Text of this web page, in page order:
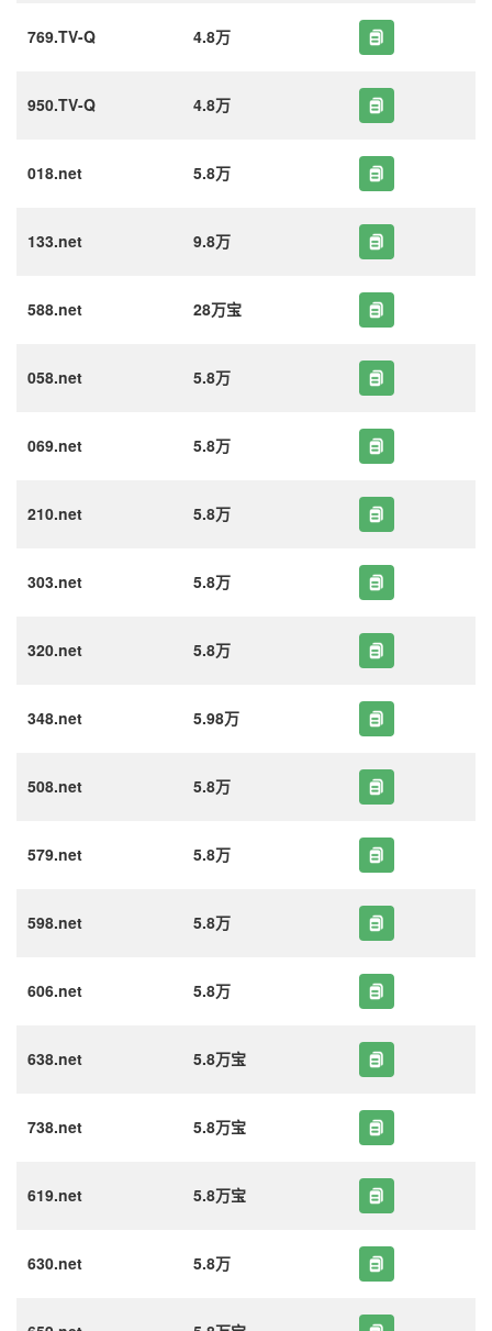
769.TV-Q 4.8万
950.TV-Q 4.8万
018.net 5.8万
133.net 9.8万
588.net 28万宝
058.net 5.8万
069.net 5.8万
210.net 5.8万
303.net 5.8万
320.net 5.8万
348.net 5.98万
508.net 5.8万
579.net 5.8万
598.net 5.8万
606.net 5.8万
638.net 5.8万宝
738.net 5.8万宝
619.net 5.8万宝
630.net 5.8万